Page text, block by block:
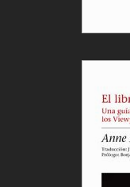
proscenio, dentro
universo
asociativas con
resulta
amor y la finitud.